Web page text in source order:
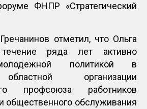
ФНПР «Стратегический
отметил, что Ольга
ряда лет активно
политикой в
организации
профсоюза работников
общественного обслуживания